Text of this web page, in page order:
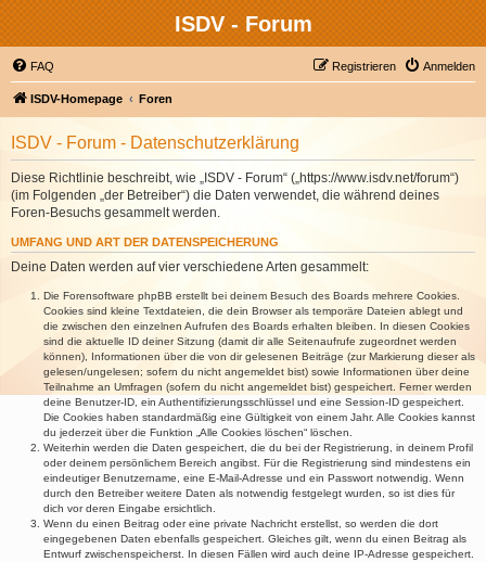
ISDV - Forum
FAQ Anmelden
Registrieren
ISDV-Homepage Foren
ISDV - Forum - Datenschutzerklärung
Diese Richtlinie beschreibt, wie „ISDV - Forum“ („https://www.isdv.net/forum“)
(im Folgenden „der Betreiber“) die Daten verwendet, die während deines
Foren-Besuchs gesammelt werden.
UMFANG UND ART DER DATENSPEICHERUNG
Deine Daten werden auf vier verschiedene Arten gesammelt:
Die Forensoftware phpBB erstellt bei deinem Besuch des Boards mehrere Cookies.
Cookies sind kleine Textdateien, die dein Browser als temporäre Dateien ablegt und
die zwischen den einzelnen Aufrufen des Boards erhalten bleiben. In diesen Cookies
sind die aktuelle ID deiner Sitzung (damit dir alle Seitenaufrufe zugeordnet werden
können), Informationen über die von dir gelesenen Beiträge (zur Markierung dieser als
gelesen/ungelesen; sofern du nicht angemeldet bist) sowie Informationen über deine
Teilnahme an Umfragen (sofern du nicht angemeldet bist) gespeichert. Ferner werden
deine Benutzer-ID, ein Authentifizierungsschlüssel und eine Session-ID gespeichert.
Die Cookies haben standardmäßig eine Gültigkeit von einem Jahr. Alle Cookies kannst
du jederzeit über die Funktion „Alle Cookies löschen“ löschen.
Weiterhin werden die Daten gespeichert, die du bei der Registrierung, in deinem Profil
oder deinem persönlichem Bereich angibst. Für die Registrierung sind mindestens ein
eindeutiger Benutzername, eine E-Mail-Adresse und ein Passwort notwendig. Wenn
durch den Betreiber weitere Daten als notwendig festgelegt wurden, so ist dies für
dich vor deren Eingabe ersichtlich.
Wenn du einen Beitrag oder eine private Nachricht erstellst, so werden die dort
eingegebenen Daten ebenfalls gespeichert. Gleiches gilt, wenn du einen Beitrag als
Entwurf zwischenspeicherst. In diesen Fällen wird auch deine IP-Adresse gespeichert.